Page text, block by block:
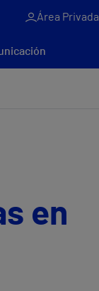
Área Privada
en